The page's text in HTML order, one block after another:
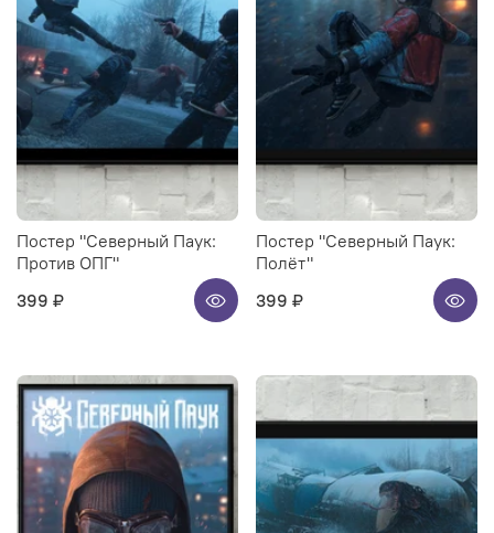
Постер "Северный Паук:
Против ОПГ"
399 ₽
Постер "Северный Паук:
Полёт"
399 ₽